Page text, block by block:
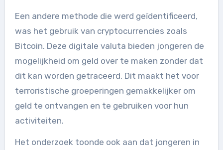
Een andere methode die werd geïdentificeerd,
was het gebruik van cryptocurrencies zoals
Bitcoin. Deze digitale valuta bieden jongeren de
mogelijkheid om geld over te maken zonder dat
dit kan worden getraceerd. Dit maakt het voor
terroristische groeperingen gemakkelijker om
geld te ontvangen en te gebruiken voor hun
activiteiten.
Het onderzoek toonde ook aan dat jongeren in